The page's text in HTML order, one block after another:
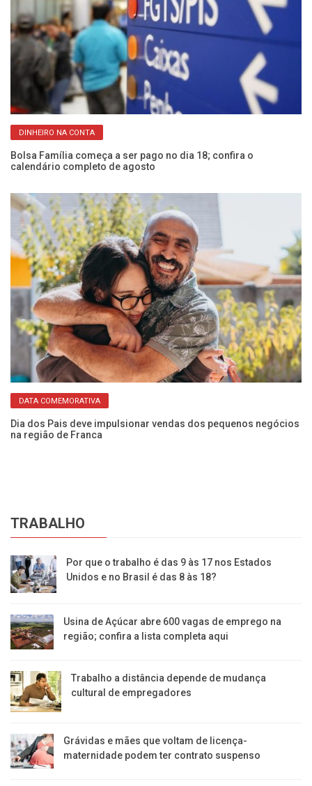
DINHEIRO NA CONTA
Bolsa Família começa a ser pago no dia 18; confira o
calendário completo de agosto
DATA COMEMORATIVA
Dia dos Pais deve impulsionar vendas dos pequenos negócios
na região de Franca
TRABALHO
Por que o trabalho é das 9 às 17 nos Estados
Unidos e no Brasil é das 8 às 18?
Usina de Açúcar abre 600 vagas de emprego na
região; confira a lista completa aqui
Trabalho a distância depende de mudança
cultural de empregadores
Grávidas e mães que voltam de licença-
maternidade podem ter contrato suspenso